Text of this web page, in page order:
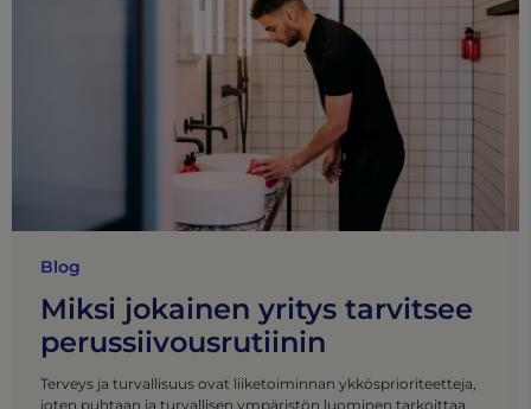
Blog
Miksi jokainen yritys tarvitsee
perussiivousrutiinin
Terveys ja turvallisuus ovat liiketoiminnan ykkösprioriteetteja,
joten puhtaan ja turvallisen ympäristön luominen tarkoittaa